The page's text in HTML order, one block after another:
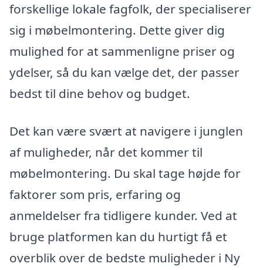
forskellige lokale fagfolk, der specialiserer
sig i møbelmontering. Dette giver dig
mulighed for at sammenligne priser og
ydelser, så du kan vælge det, der passer
bedst til dine behov og budget.
Det kan være svært at navigere i junglen
af muligheder, når det kommer til
møbelmontering. Du skal tage højde for
faktorer som pris, erfaring og
anmeldelser fra tidligere kunder. Ved at
bruge platformen kan du hurtigt få et
overblik over de bedste muligheder i Ny